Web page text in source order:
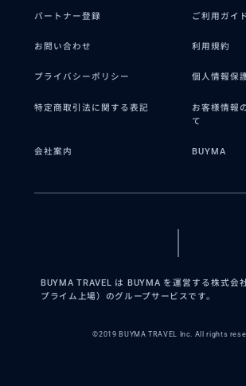
パートナー登録 ご利用ガイ
お問い合わせ 利用規約
プライバシーポリシー 個人情報保
特定商取引法に関する表記
お客様情報
て
会社案内 BUYMA
BUYMA TRAVEL は BUYMA を運営する株式会
プライム上場）のグループサービスです。
©2019 BUYMA TRAVEL Inc. All rights